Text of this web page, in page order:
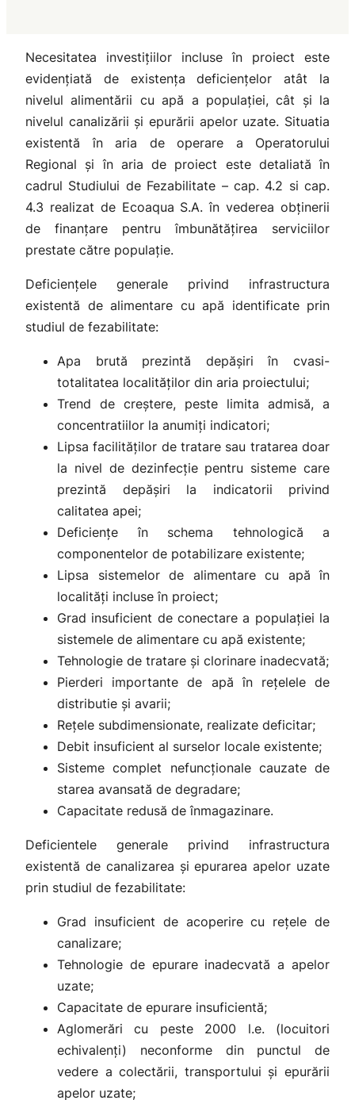
Necesitatea investițiilor incluse în proiect este
evidențiată de existența deficiențelor atât la
nivelul alimentării cu apă a populației, cât și la
nivelul canalizării și epurării apelor uzate. Situatia
existentă în aria de operare a Operatorului
Regional și în aria de proiect este detaliată în
cadrul Studiului de Fezabilitate – cap. 4.2 si cap.
4.3 realizat de Ecoaqua S.A. în vederea obținerii
de finanțare pentru îmbunătățirea serviciilor
prestate către populație.
Deficiențele generale privind infrastructura
existentă de alimentare cu apă identificate prin
studiul de fezabilitate:
Apa brută prezintă depășiri în cvasi-
totalitatea localităților din aria proiectului;
Trend de creștere, peste limita admisă, a
concentratiilor la anumiți indicatori;
Lipsa facilităților de tratare sau tratarea doar
la nivel de dezinfecție pentru sisteme care
prezintă depășiri la indicatorii privind
calitatea apei;
Deficiențe în schema tehnologică a
componentelor de potabilizare existente;
Lipsa sistemelor de alimentare cu apă în
localități incluse în proiect;
Grad insuficient de conectare a populaţiei la
sistemele de alimentare cu apă existente;
Tehnologie de tratare și clorinare inadecvată;
Pierderi importante de apă în rețelele de
distributie și avarii;
Rețele subdimensionate, realizate deficitar;
Debit insuficient al surselor locale existente;
Sisteme complet nefuncționale cauzate de
starea avansată de degradare;
Capacitate redusă de înmagazinare.
Deficientele generale privind infrastructura
existentă de canalizarea şi epurarea apelor uzate
prin studiul de fezabilitate:
Grad insuficient de acoperire cu reţele de
canalizare;
Tehnologie de epurare inadecvată a apelor
uzate;
Capacitate de epurare insuficientă;
Aglomerări cu peste 2000 l.e. (locuitori
echivalenți) neconforme din punctul de
vedere a colectării, transportului și epurării
apelor uzate;